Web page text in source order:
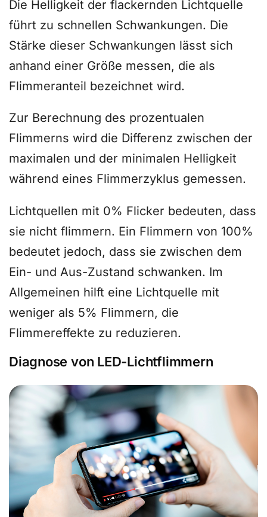
Die Helligkeit der flackernden Lichtquelle
führt zu schnellen Schwankungen. Die
Stärke dieser Schwankungen lässt sich
anhand einer Größe messen, die als
Flimmeranteil bezeichnet wird.
Zur Berechnung des prozentualen
Flimmerns wird die Differenz zwischen der
maximalen und der minimalen Helligkeit
während eines Flimmerzyklus gemessen.
Lichtquellen mit 0% Flicker bedeuten, dass
sie nicht flimmern. Ein Flimmern von 100%
bedeutet jedoch, dass sie zwischen dem
Ein- und Aus-Zustand schwanken. Im
Allgemeinen hilft eine Lichtquelle mit
weniger als 5% Flimmern, die
Flimmereffekte zu reduzieren.
Diagnose von LED-Lichtflimmern